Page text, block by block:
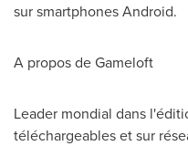
sur smartphones Android.
A propos de Gameloft
Leader mondial dans
téléchargeables et sur